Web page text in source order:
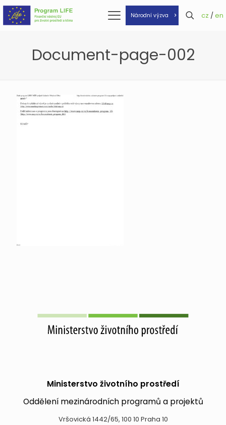
Národní výzva cz / en
Document-page-002
Ministerstvo životního prostředí
Oddělení mezinárodních programů a projektů
Vršovická 1442/65, 100 10 Praha 10